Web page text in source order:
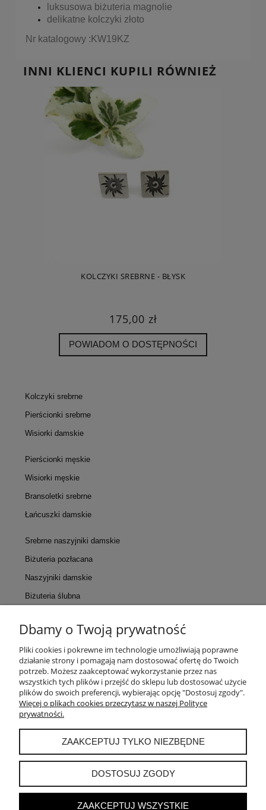
luksusowa biżuteria magnolie
delikatne kolczyki złoto
Nr katalogowy :KW19KZ
INNI KLIENCI KUPILI RÓWNIEŻ
KOLCZYKI SREBRNE - BŁYSK
175,00 zł
POWIADOM O DOSTĘPNOŚCI
Kolczyki srebrne
Pierścionki srebrne
Wisiorki damskie
Pierścionki męskie
Wisiorki męskie
Bransoletki srebrne
Łańcuszki damskie
Srebrne naszyjniki damskie
Biżuteria pozłacana
Naszyjniki damskie
Biżuteria ślubna
KONTAKT
POMOC
MOJE KONTO
PŁATNOŚCI I DOSTAWA
INFORMACJE
Dbamy o Twoją prywatność
Pliki cookies i pokrewne im technologie umożliwiają poprawne
działanie strony i pomagają nam dostosować ofertę do Twoich
potrzeb. Możesz zaakceptować wykorzystanie przez nas
wszystkich tych plików i przejść do sklepu lub dostosować użycie
plików do swoich preferencji, wybierając opcję "Dostosuj zgody".
Więcej o plikach cookies przeczytasz w naszej Polityce
prywatności.
ZAAKCEPTUJ TYLKO NIEZBĘDNE
DOSTOSUJ ZGODY
ZAAKCEPTUJ WSZYSTKIE